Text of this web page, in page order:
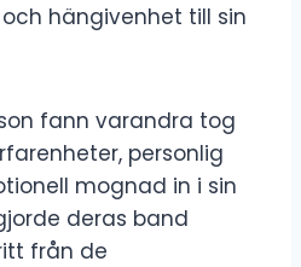
hängivenhet till sin
fann varandra tog
personlig
mognad in i sin
deras band
från de